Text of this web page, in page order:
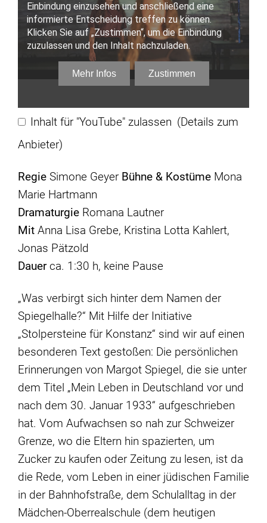
Inhalt für "YouTube" zulassen (Details zum
Anbieter)
Regie Simone Geyer Bühne & Kostüme Mona
Marie Hartmann
Dramaturgie Romana Lautner
Mit Anna Lisa Grebe, Kristina Lotta Kahlert,
Jonas Pätzold
Dauerca. 1:30 h, keine Pause
„Was verbirgt sich hinter dem Namen der
Spiegelhalle?“ Mit Hilfe der Initiative
„Stolpersteine für Konstanz“ sind wir auf einen
besonderen Text gestoßen: Die persönlichen
Erinnerungen von Margot Spiegel, die sie unter
dem Titel „Mein Leben in Deutschland vor und
nach dem 30. Januar 1933“ aufgeschrieben
hat. Vom Aufwachsen so nah zur Schweizer
Grenze, wo die Eltern hin spazierten, um
Zucker zu kaufen oder Zeitung zu lesen, ist da
die Rede, vom Leben in einer jüdischen Familie
in der Bahnhofstraße, dem Schulalltag in der
Mädchen-Oberrealschule (dem heutigen